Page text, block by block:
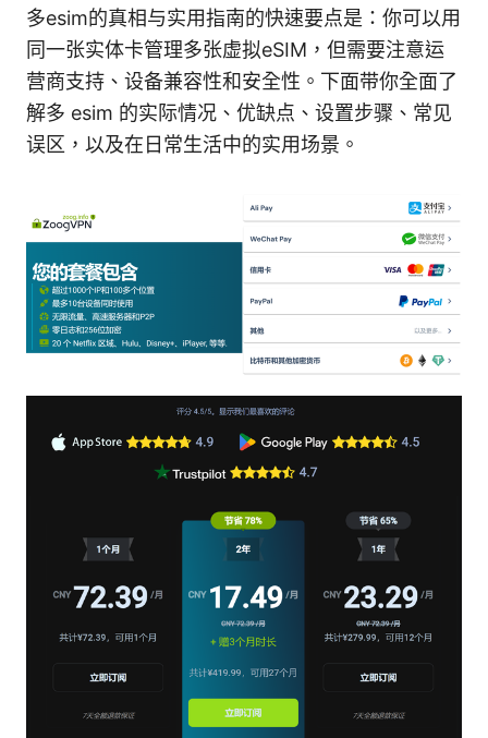
多esim的真相与实用指南的快速要点是：你可以用
同一张实体卡管理多张虚拟eSIM，但需要注意运
营商支持、设备兼容性和安全性。下面带你全面了
解多 esim 的实际情况、优缺点、设置步骤、常见
误区，以及在日常生活中的实用场景。